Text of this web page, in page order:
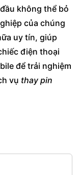
không thể bỏ
của chúng
uy tín, giúp
điện thoại
để trải nghiệm
vụ thay pin